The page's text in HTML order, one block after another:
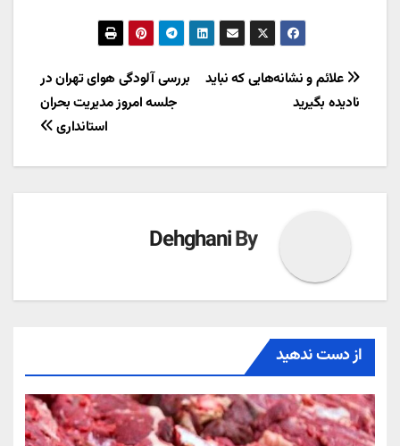
راهبری
نوشته
بررسی آلودگی هوای تهران در
جلسه امروز مدیریت بحران
استانداری
علائم و نشانه‌هایی که نباید
نادیده بگیرید
By
Dehghani
از دست ندهید